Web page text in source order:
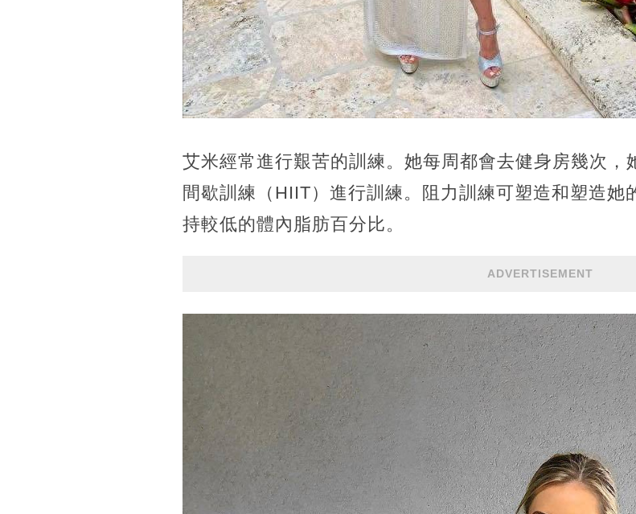
艾米經常進行艱苦的訓練。她每周都會去健身房幾次，
間歇訓練（HIIT）進行訓練。阻力訓練可塑造和塑造她
持較低的體內脂肪百分比。
ADVERTISEMENT